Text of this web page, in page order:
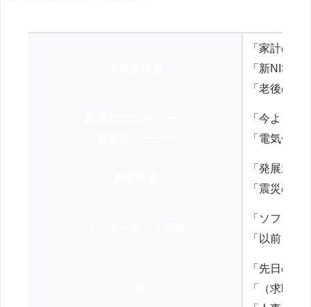
「家計の見
「新NISA
「老後の
「今より
「電気代を
「発展途
「震災の
「ソフト
「以前、
「先日の
「（求職